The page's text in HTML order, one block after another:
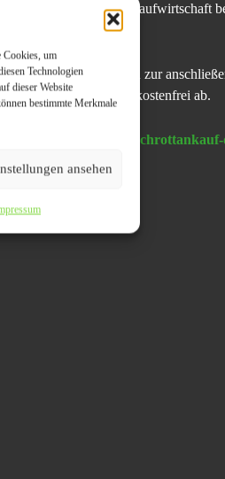
Cookies, um
Technologien
dieser Website
bestimmte Merkmale
ansehen
unserer Kreislaufwirtschaft
bis hin zur
auch gerne kostenfrei ab.
ankauf-nrw.de/